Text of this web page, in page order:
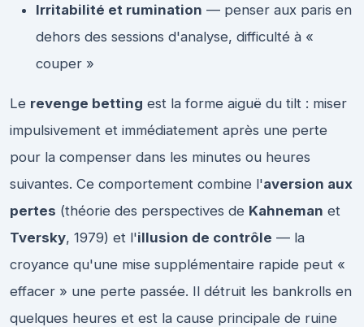
Irritabilité et rumination — penser aux paris en
dehors des sessions d'analyse, difficulté à «
couper »
Le revenge betting est la forme aiguë du tilt : miser
impulsivement et immédiatement après une perte
pour la compenser dans les minutes ou heures
suivantes. Ce comportement combine l'aversion aux
pertes (théorie des perspectives de Kahneman et
Tversky, 1979) et l'illusion de contrôle — la
croyance qu'une mise supplémentaire rapide peut «
effacer » une perte passée. Il détruit les bankrolls en
quelques heures et est la cause principale de ruine